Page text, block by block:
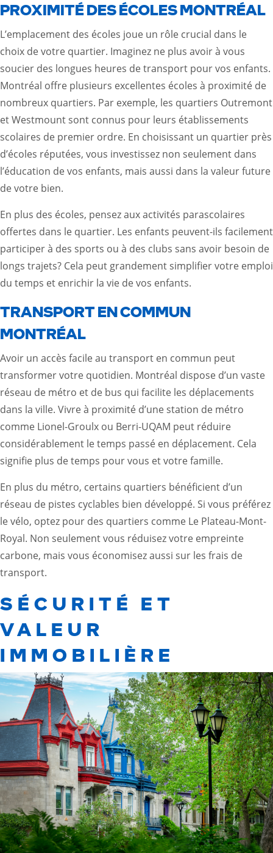
PROXIMITÉ DES ÉCOLES MONTRÉAL
L’emplacement des écoles joue un rôle crucial dans le
choix de votre quartier. Imaginez ne plus avoir à vous
soucier des longues heures de transport pour vos enfants.
Montréal offre plusieurs excellentes écoles à proximité de
nombreux quartiers. Par exemple, les quartiers Outremont
et Westmount sont connus pour leurs établissements
scolaires de premier ordre. En choisissant un quartier près
d’écoles réputées, vous investissez non seulement dans
l’éducation de vos enfants, mais aussi dans la valeur future
de votre bien.
En plus des écoles, pensez aux activités parascolaires
offertes dans le quartier. Les enfants peuvent-ils facilement
participer à des sports ou à des clubs sans avoir besoin de
longs trajets? Cela peut grandement simplifier votre emploi
du temps et enrichir la vie de vos enfants.
TRANSPORT EN COMMUN
MONTRÉAL
Avoir un accès facile au transport en commun peut
transformer votre quotidien. Montréal dispose d’un vaste
réseau de métro et de bus qui facilite les déplacements
dans la ville. Vivre à proximité d’une station de métro
comme Lionel-Groulx ou Berri-UQAM peut réduire
considérablement le temps passé en déplacement. Cela
signifie plus de temps pour vous et votre famille.
En plus du métro, certains quartiers bénéficient d’un
réseau de pistes cyclables bien développé. Si vous préférez
le vélo, optez pour des quartiers comme Le Plateau-Mont-
Royal. Non seulement vous réduisez votre empreinte
carbone, mais vous économisez aussi sur les frais de
transport.
SÉCURITÉ ET
VALEUR
IMMOBILIÈRE